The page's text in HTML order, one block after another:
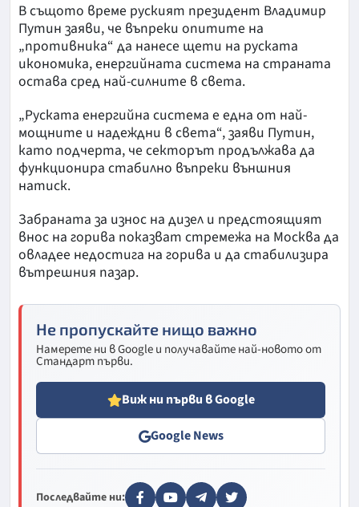
В същото време руският президент Владимир
Путин заяви, че въпреки опитите на
„противника“ да нанесе щети на руската
икономика, енергийната система на страната
остава сред най-силните в света.
„Руската енергийна система е една от най-
мощните и надеждни в света“, заяви Путин,
като подчерта, че секторът продължава да
функционира стабилно въпреки външния
натиск.
Забраната за износ на дизел и предстоящият
внос на горива показват стремежа на Москва да
овладее недостига на горива и да стабилизира
вътрешния пазар.
Не пропускайте нищо важно
Намерете ни в Google и получавайте най-новото от
Стандарт първи.
Виж ни първи в Google
Google News
Последвайте ни: